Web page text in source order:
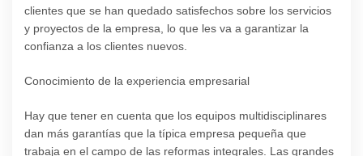
clientes que se han quedado satisfechos sobre los servicios
y proyectos de la empresa, lo que les va a garantizar la
confianza a los clientes nuevos.
Conocimiento de la experiencia empresarial
Hay que tener en cuenta que los equipos multidisciplinares
dan más garantías que la típica empresa pequeña que
trabaja en el campo de las reformas integrales. Las grandes